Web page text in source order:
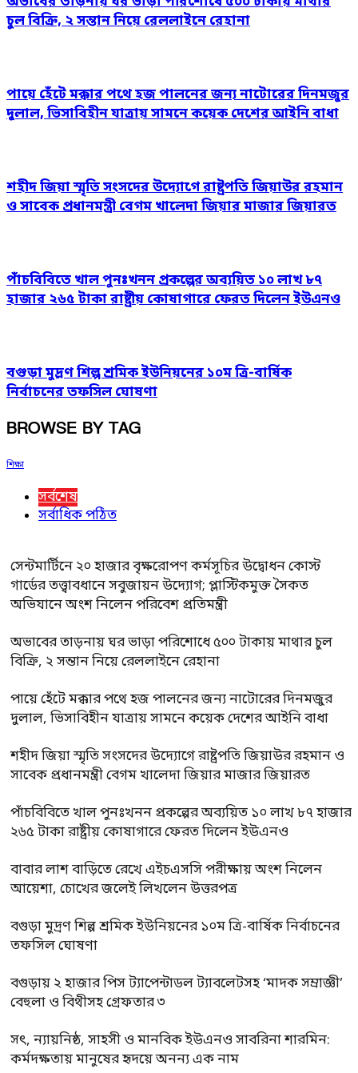
চুল বিক্রি, ২ সন্তান নিয়ে রেললাইনে রেহানা
পায়ে হেঁটে মক্কার পথে হজ পালনের জন্য নাটোরের দিনমজুর
দুলাল, ভিসাবিহীন যাত্রায় সামনে কয়েক দেশের আইনি বাধা
শহীদ জিয়া স্মৃতি সংসদের উদ্যোগে রাষ্ট্রপতি জিয়াউর রহমান
ও সাবেক প্রধানমন্ত্রী বেগম খালেদা জিয়ার মাজার জিয়ারত
পাঁচবিবিতে খাল পুনঃখনন প্রকল্পের অব্যয়িত ১০ লাখ ৮৭
হাজার ২৬৫ টাকা রাষ্ট্রীয় কোষাগারে ফেরত দিলেন ইউএনও
বগুড়া মুদ্রণ শিল্প শ্রমিক ইউনিয়নের ১০ম ত্রি-বার্ষিক
নির্বাচনের তফসিল ঘোষণা
BROWSE BY TAG
শিক্ষা
সর্বশেষ
সর্বাধিক পঠিত
সেন্টমার্টিনে ২০ হাজার বৃক্ষরোপণ কর্মসূচির উদ্বোধন কোস্ট
গার্ডের তত্ত্বাবধানে সবুজায়ন উদ্যোগ; প্লাস্টিকমুক্ত সৈকত
অভিযানে অংশ নিলেন পরিবেশ প্রতিমন্ত্রী
অভাবের তাড়নায় ঘর ভাড়া পরিশোধে ৫০০ টাকায় মাথার চুল
বিক্রি, ২ সন্তান নিয়ে রেললাইনে রেহানা
পায়ে হেঁটে মক্কার পথে হজ পালনের জন্য নাটোরের দিনমজুর
দুলাল, ভিসাবিহীন যাত্রায় সামনে কয়েক দেশের আইনি বাধা
শহীদ জিয়া স্মৃতি সংসদের উদ্যোগে রাষ্ট্রপতি জিয়াউর রহমান ও
সাবেক প্রধানমন্ত্রী বেগম খালেদা জিয়ার মাজার জিয়ারত
পাঁচবিবিতে খাল পুনঃখনন প্রকল্পের অব্যয়িত ১০ লাখ ৮৭ হাজার
২৬৫ টাকা রাষ্ট্রীয় কোষাগারে ফেরত দিলেন ইউএনও
বাবার লাশ বাড়িতে রেখে এইচএসসি পরীক্ষায় অংশ নিলেন
আয়েশা, চোখের জলেই লিখলেন উত্তরপত্র
বগুড়া মুদ্রণ শিল্প শ্রমিক ইউনিয়নের ১০ম ত্রি-বার্ষিক নির্বাচনের
তফসিল ঘোষণা
বগুড়ায় ২ হাজার পিস ট্যাপেন্টাডল ট্যাবলেটসহ ‘মাদক সম্রাজ্ঞী’
বেহুলা ও বিথীসহ গ্রেফতার ৩
সৎ, ন্যায়নিষ্ঠ, সাহসী ও মানবিক ইউএনও সাবরিনা শারমিন:
কর্মদক্ষতায় মানুষের হৃদয়ে অনন্য এক নাম